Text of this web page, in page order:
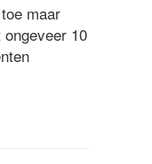
maar
10